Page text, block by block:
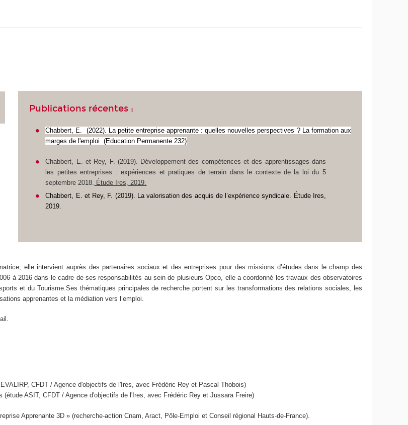
Publications récentes :
Chabbert, E. (2022). La petite entreprise apprenante : quelles nouvelles perspectives ? La formation aux
marges de l'emploi (Education Permanente 232)
Chabbert, E. et Rey, F. (2019). Développement des compétences et des apprentissages dans
les petites entreprises : expériences et pratiques de terrain dans le contexte de la loi du 5
septembre 2018.
Étude Ires, 2019.
Chabbert, E. et Rey, F. (2019). La valorisation des acquis de l’expérience syndicale. Étude Ires,
2019
elle intervient auprès des partenaires sociaux et des entreprises pour des missions d’études dans le champ des
à 2016 dans le cadre de ses responsabilités au sein de plusieurs Opco, elle a coordonné les travaux des observatoires
et du Tourisme. Ses thématiques principales de recherche portent sur les transformations des relations sociales, les
apprenantes et la médiation vers l’emploi.
CFDT / Agence d'objectifs de l'Ires, avec Frédéric Rey et Pascal Thobois)
ASIT, CFDT / Agence d'objectifs de l'Ires, avec Frédéric Rey et Jussara Freire)
Apprenante 3D » (recherche-action Cnam, Aract, Pôle-Emploi et Conseil régional Hauts-de-France).